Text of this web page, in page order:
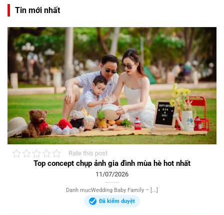
Tin mới nhất
Rate this post
Top concept chụp ảnh gia đình mùa hè hot nhất
11/07/2026
Danh mụcWedding Baby Family – [...]
Đã kiểm duyệt